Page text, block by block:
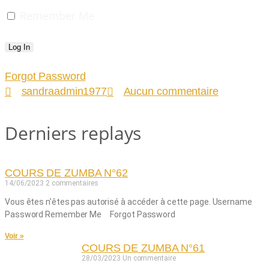
Forgot Password
sandraadmin1977
Aucun commentaire
Derniers replays
COURS DE ZUMBA N°62
14/06/2023 2 commentaires
Vous êtes n’êtes pas autorisé à accéder à cette page. Username
Password Remember Me Forgot Password
Voir »
COURS DE ZUMBA N°61
28/03/2023 Un commentaire